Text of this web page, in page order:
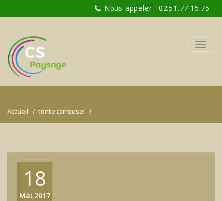
Nous appeler : 02.51.77.15.75
Accueil /tonte carrousel /
18
Mai,2017